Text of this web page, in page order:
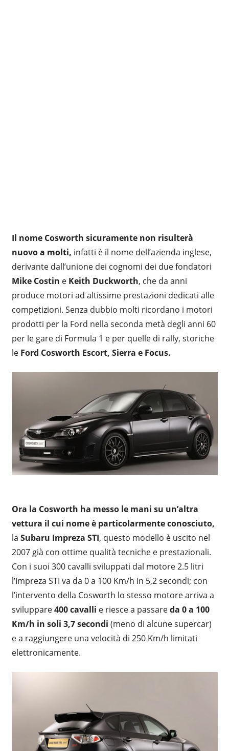
Il nome Cosworth sicuramente non risulterà
nuovo a molti, infatti è il nome dell’azienda inglese,
derivante dall’unione dei cognomi dei due fondatori
Mike Costin e Keith Duckworth, che da anni
produce motori ad altissime prestazioni dedicati alle
competizioni. Senza dubbio molti ricordano i motori
prodotti per la Ford nella seconda metà degli anni 60
per le gare di Formula 1 e per quelle di rally, storiche
le Ford Cosworth Escort, Sierra e Focus.
Ora la Cosworth ha messo le mani su un’altra
vettura il cui nome è particolarmente conosciuto,
la Subaru Impreza STI, questo modello è uscito nel
2007 già con ottime qualità tecniche e prestazionali.
Con i suoi 300 cavalli sviluppati dal motore 2.5 litri
l’Impreza STI va da 0 a 100 Km/h in 5,2 secondi; con
l’intervento della Cosworth lo stesso motore arriva a
sviluppare400 cavalli e riesce a passareda 0 a 100
Km/h in soli 3,7 secondi (meno di alcune supercar)
e a raggiungere una velocità di 250 Km/h limitati
elettronicamente.